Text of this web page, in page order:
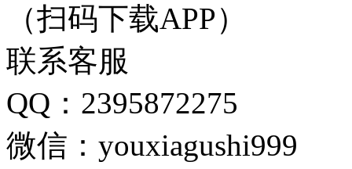
（扫码下载APP）
联系客服
QQ：2395872275
微信：youxiagushi999